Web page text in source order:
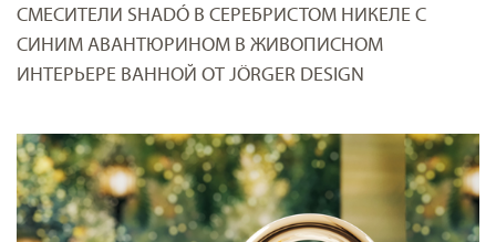
СМЕСИТЕЛИ SHADÓ В СЕРЕБРИСТОМ НИКЕЛЕ С
СИНИМ АВАНТЮРИНОМ В ЖИВОПИСНОМ
ИНТЕРЬЕРЕ ВАННОЙ ОТ JÖRGER DESIGN